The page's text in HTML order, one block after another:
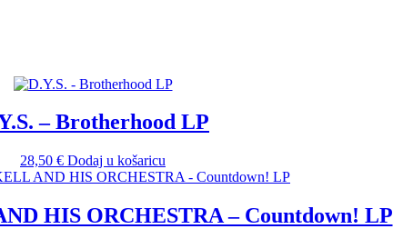
– Brotherhood LP
28,50 € Dodaj u košaricu
HIS ORCHESTRA – Countdown! LP